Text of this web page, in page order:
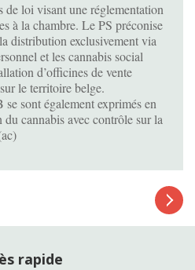
loi visant une réglementation
à la chambre. Le PS préconise
distribution exclusivement via
et les cannabis social
d’officines de vente
le territoire belge.
sont également exprimés en
du cannabis avec contrôle sur la
Article
suivant
rapide